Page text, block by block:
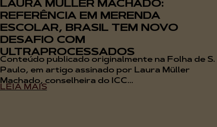
LAURA MÜLLER MACHADO:
REFERÊNCIA EM MERENDA
ESCOLAR, BRASIL TEM NOVO
DESAFIO COM
ULTRAPROCESSADOS
Conteúdo publicado originalmente na Folha de S.
Paulo, em artigo assinado por Laura Müller
Machado, conselheira do ICC...
LEIA MAIS